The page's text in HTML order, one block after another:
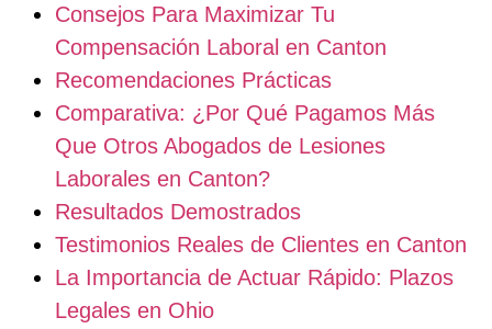
Consejos Para Maximizar Tu
Compensación Laboral en Canton
Recomendaciones Prácticas
Comparativa: ¿Por Qué Pagamos Más
Que Otros Abogados de Lesiones
Laborales en Canton?
Resultados Demostrados
Testimonios Reales de Clientes en Canton
La Importancia de Actuar Rápido: Plazos
Legales en Ohio